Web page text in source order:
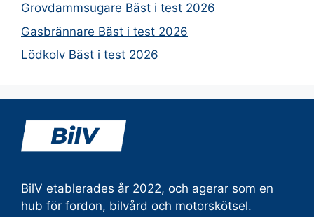
Grovdammsugare Bäst i test 2026
Gasbrännare Bäst i test 2026
Lödkolv Bäst i test 2026
BilV etablerades år 2022, och agerar som en
hub för fordon, bilvård och motorskötsel.